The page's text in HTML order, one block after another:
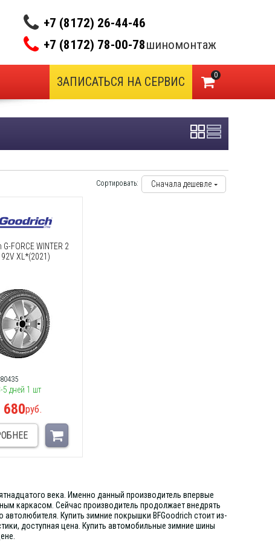
+7 (8172) 26-44-46
+7 (8172) 78-00-78шиномонтаж
0
ЗАПИСАТЬСЯ НА СЕРВИС
Сортировать: Сначала дешевле
FORCE WINTER 2
XL*(2021)
5 дней 1 шт
680руб.
века. Именно данный производитель впервые
каркасом. Сейчас производитель продолжает внедрять
Купить зимние покрышки BFGoodrich стоит из-
доступная цена. Купить автомобильные зимние шины